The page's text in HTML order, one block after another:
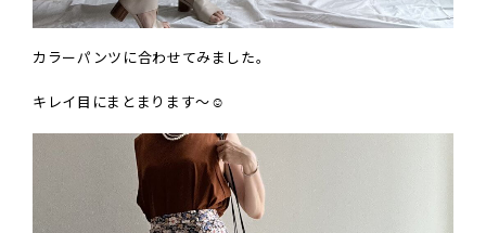
カラーパンツに合わせてみました。
キレイ目にまとまります～☺